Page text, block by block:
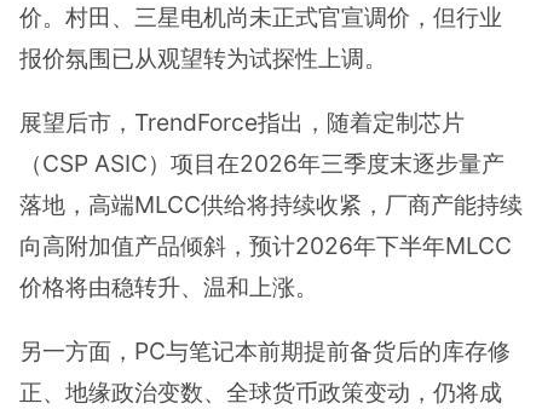
价。村田、三星电机尚未正式官宣调价，但行业
报价氛围已从观望转为试探性上调。
展望后市，TrendForce指出，随着定制芯片
（CSP ASIC）项目在2026年三季度末逐步量产
落地，高端MLCC供给将持续收紧，厂商产能持续
向高附加值产品倾斜，预计2026年下半年MLCC
价格将由稳转升、温和上涨。
另一方面，PC与笔记本前期提前备货后的库存修
正、地缘政治变数、全球货币政策变动，仍将成